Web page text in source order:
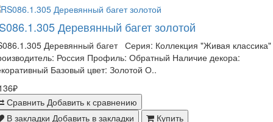
Деревянный багет золотой
Деревянный багет Серия: Коллекция "Живая классика"
Россия Профиль: Обратный Наличие декора:
Базовый цвет: Золотой О..
Сравнить Добавить к сравнению
В закладки Добавить в закладки Купить